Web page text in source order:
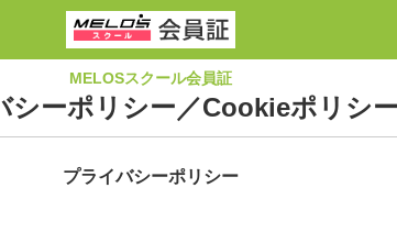
MELOSスクール会員証
シーポリシー／Cookieポリシー
プライバシーポリシー